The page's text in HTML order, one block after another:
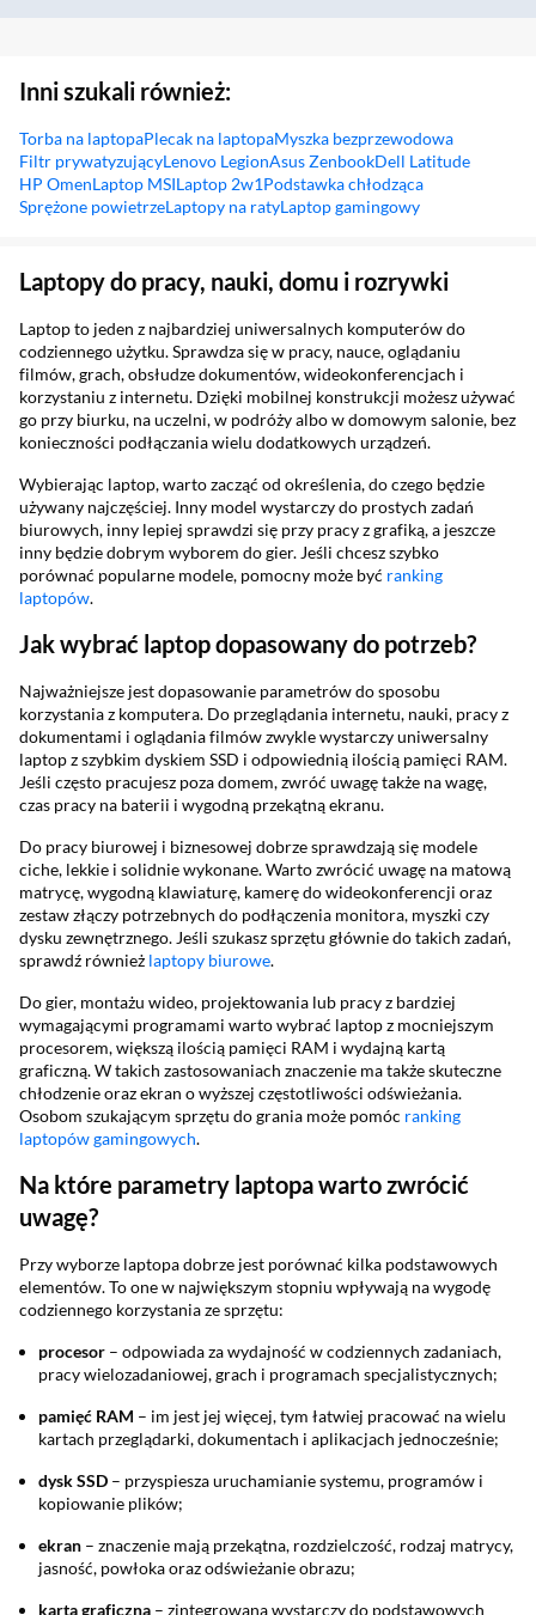
Inni szukali również:
Torba na laptopaPlecak na laptopaMyszka bezprzewodowa
Filtr prywatyzującyLenovo LegionAsus ZenbookDell Latitude
HP OmenLaptop MSILaptop 2w1Podstawka chłodząca
Sprężone powietrzeLaptopy na ratyLaptop gamingowy
Laptopy do pracy, nauki, domu i rozrywki
Laptop to jeden z najbardziej uniwersalnych komputerów do
codziennego użytku. Sprawdza się w pracy, nauce, oglądaniu
filmów, grach, obsłudze dokumentów, wideokonferencjach i
korzystaniu z internetu. Dzięki mobilnej konstrukcji możesz używać
go przy biurku, na uczelni, w podróży albo w domowym salonie, bez
konieczności podłączania wielu dodatkowych urządzeń.
Wybierając laptop, warto zacząć od określenia, do czego będzie
używany najczęściej. Inny model wystarczy do prostych zadań
biurowych, inny lepiej sprawdzi się przy pracy z grafiką, a jeszcze
inny będzie dobrym wyborem do gier. Jeśli chcesz szybko
porównać popularne modele, pomocny może być ranking
laptopów.
Jak wybrać laptop dopasowany do potrzeb?
Najważniejsze jest dopasowanie parametrów do sposobu
korzystania z komputera. Do przeglądania internetu, nauki, pracy z
dokumentami i oglądania filmów zwykle wystarczy uniwersalny
laptop z szybkim dyskiem SSD i odpowiednią ilością pamięci RAM.
Jeśli często pracujesz poza domem, zwróć uwagę także na wagę,
czas pracy na baterii i wygodną przekątną ekranu.
Do pracy biurowej i biznesowej dobrze sprawdzają się modele
ciche, lekkie i solidnie wykonane. Warto zwrócić uwagę na matową
matrycę, wygodną klawiaturę, kamerę do wideokonferencji oraz
zestaw złączy potrzebnych do podłączenia monitora, myszki czy
dysku zewnętrznego. Jeśli szukasz sprzętu głównie do takich zadań,
sprawdź również laptopy biurowe.
Do gier, montażu wideo, projektowania lub pracy z bardziej
wymagającymi programami warto wybrać laptop z mocniejszym
procesorem, większą ilością pamięci RAM i wydajną kartą
graficzną. W takich zastosowaniach znaczenie ma także skuteczne
chłodzenie oraz ekran o wyższej częstotliwości odświeżania.
Osobom szukającym sprzętu do grania może pomóc ranking
laptopów gamingowych.
Na które parametry laptopa warto zwrócić
uwagę?
Przy wyborze laptopa dobrze jest porównać kilka podstawowych
elementów. To one w największym stopniu wpływają na wygodę
codziennego korzystania ze sprzętu:
procesor – odpowiada za wydajność w codziennych zadaniach,
pracy wielozadaniowej, grach i programach specjalistycznych;
pamięć RAM – im jest jej więcej, tym łatwiej pracować na wielu
kartach przeglądarki, dokumentach i aplikacjach jednocześnie;
dysk SSD – przyspiesza uruchamianie systemu, programów i
kopiowanie plików;
ekran – znaczenie mają przekątna, rozdzielczość, rodzaj matrycy,
jasność, powłoka oraz odświeżanie obrazu;
karta graficzna – zintegrowana wystarczy do podstawowych